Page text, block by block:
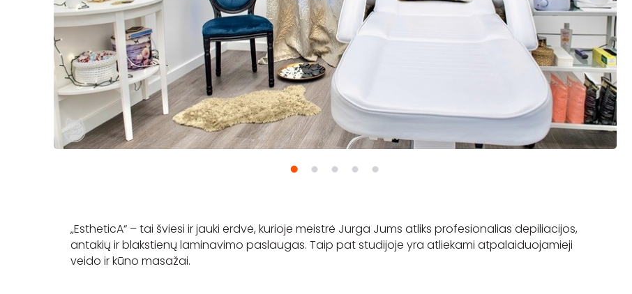
„EstheticA“ – tai šviesi ir jauki erdvė, kurioje meistrė Jurga Jums atliks profesionalias depiliacijos,
antakių ir blakstienų laminavimo paslaugas. Taip pat studijoje yra atliekami atpalaiduojamieji